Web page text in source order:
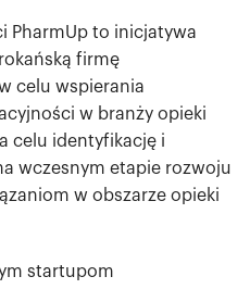
PharmUp to inicjatywa
firmę
celu wspierania
w branży opieki
celu identyfikację i
wczesnym etapie rozwoju
w obszarze opieki
startupom